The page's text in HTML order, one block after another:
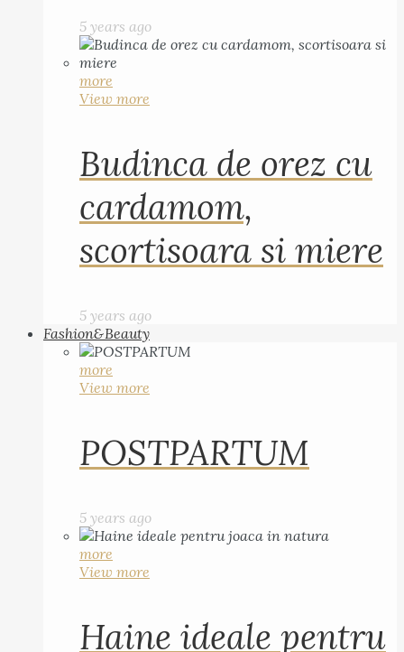
5 years ago
more
View more
Budinca de orez cu
cardamom,
scortisoara si miere
5 years ago
Fashion&Beauty
more
View more
POSTPARTUM
5 years ago
more
View more
Haine ideale pentru